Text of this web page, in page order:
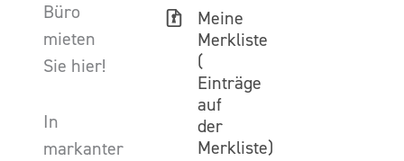
Büro
mieten
Sie hier!
In
markanter
Meine
Merkliste
(
Einträge
auf
der
Merkliste)